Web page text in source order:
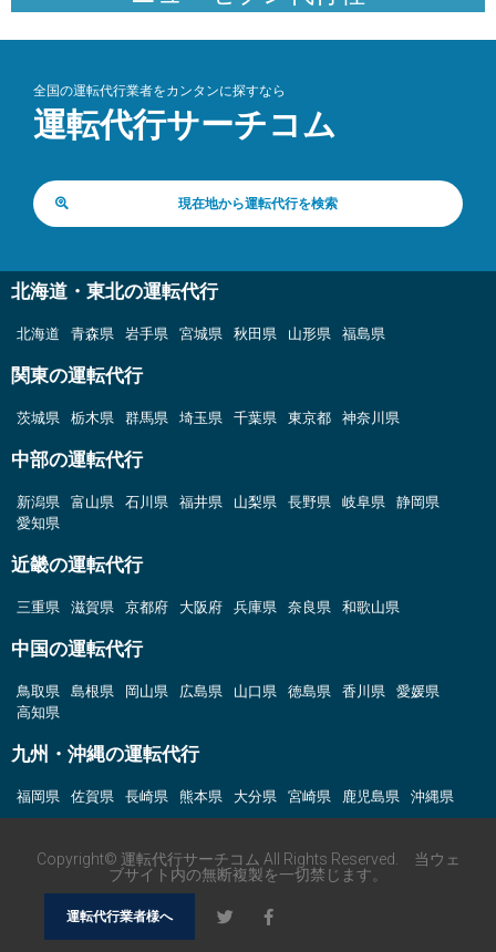
全国の運転代行業者をカンタンに探すなら
運転代行サーチコム
現在地から運転代行を検索
北海道・東北の運転代行
北海道 青森県 岩手県 宮城県 秋田県 山形県 福島県
関東の運転代行
茨城県 栃木県 群馬県 埼玉県 千葉県 東京都 神奈川県
中部の運転代行
新潟県 富山県 石川県 福井県 山梨県 長野県 岐阜県
静岡県
愛知県
近畿の運転代行
三重県 滋賀県 京都府 大阪府 兵庫県 奈良県 和歌山県
中国の運転代行
鳥取県 島根県 岡山県 広島県 山口県 徳島県 香川県
愛媛県
高知県
九州・沖縄の運転代行
福岡県 佐賀県 長崎県 熊本県 大分県 宮崎県 鹿児島県 沖縄県
Copyright© 運転代行サーチコム All Rights Reserved. 当ウェ
ブサイト内の無断複製を一切禁じます。
運転代行業者様へ